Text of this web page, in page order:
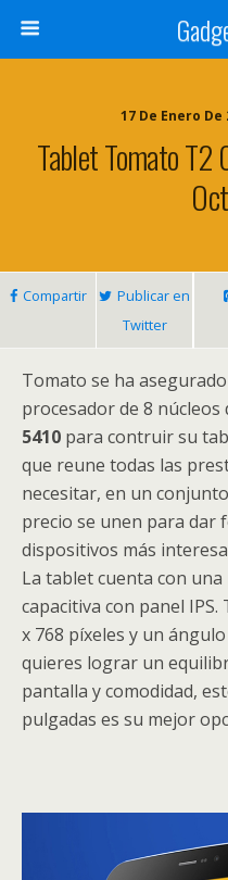
17 De Enero De
Tablet Tomato T2
Compartir
Publicar en
Twitter
Tomato se ha
procesador de 8 núcleos
5410 para contruir su
que reune todas las
necesitar, en un
precio se unen para dar
dispositivos más
La tablet cuenta con
capacitiva con panel
x 768 píxeles y un
quieres lograr un
pantalla y comodidad,
pulgadas es su mejor